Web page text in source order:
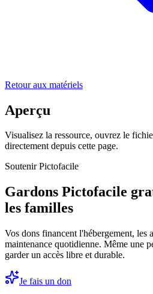
Retour aux matériels
Aperçu
Visualisez la ressource, ouvrez le
directement depuis cette page.
Soutenir Pictofacile
Gardons Pictofacile
les familles
Vos dons financent l'hébergement, les
maintenance quotidienne. Même une
garder un accès libre et durable.
Je fais un don